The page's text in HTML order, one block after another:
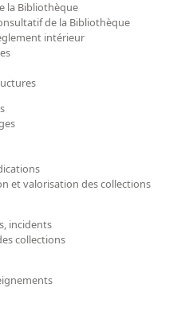
la Bibliothèque
de la Bibliothèque
intérieur
et valorisation des collections
incidents
collections